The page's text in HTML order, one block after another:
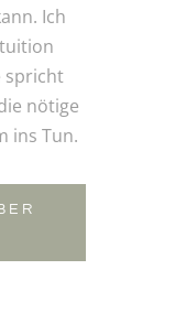
Ich
spricht
nötige
ins Tun.